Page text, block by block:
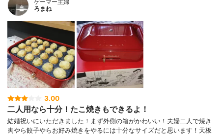
ゲーマー主婦
ろまね
3.00
二人用なら十分！たこ焼きもできるよ！
結婚祝いにいただきました！まず外側の箱がかわいい！夫婦二人で焼き
肉やら餃子やらお好み焼きをやるには十分なサイズだと思います！天板